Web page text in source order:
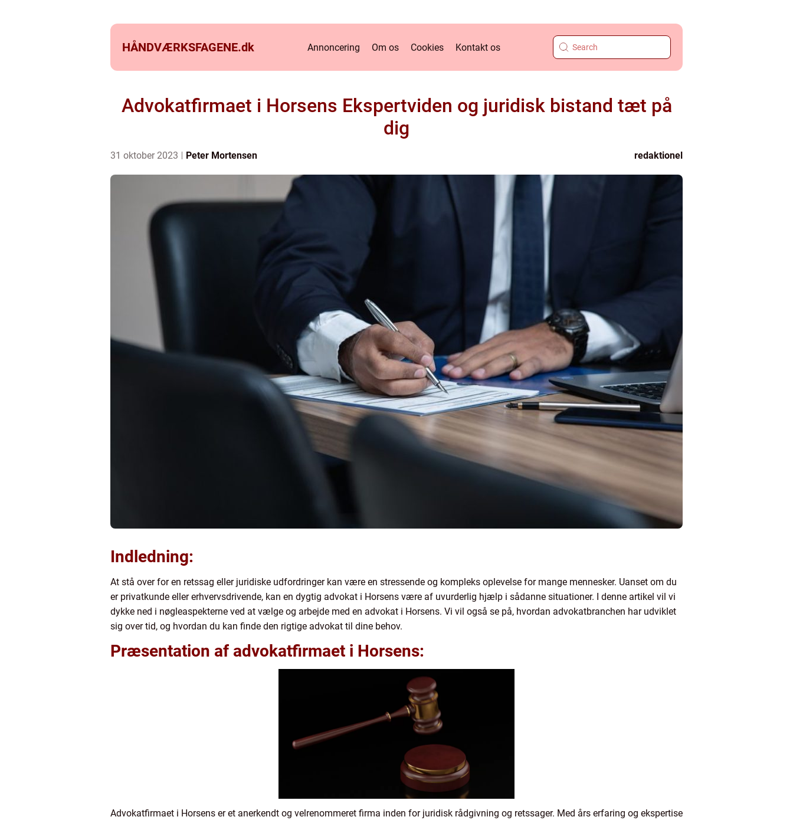
HÅNDVÆRKSFAGENE.dk Annoncering Om os Cookies Kontakt os
Advokatfirmaet i Horsens Ekspertviden og juridisk bistand tæt på
dig
31 oktober 2023 Peter Mortensen redaktionel
Indledning:
At stå over for en retssag eller juridiske udfordringer kan være en stressende og kompleks oplevelse for mange mennesker. Uanset om du
er privatkunde eller erhvervsdrivende, kan en dygtig advokat i Horsens være af uvurderlig hjælp i sådanne situationer. I denne artikel vil vi
dykke ned i nøgleaspekterne ved at vælge og arbejde med en advokat i Horsens. Vi vil også se på, hvordan advokatbranchen har udviklet
sig over tid, og hvordan du kan finde den rigtige advokat til dine behov.
Præsentation af advokatfirmaet i Horsens:
Advokatfirmaet i Horsens er et anerkendt og velrenommeret firma inden for juridisk rådgivning og retssager. Med års erfaring og ekspertise